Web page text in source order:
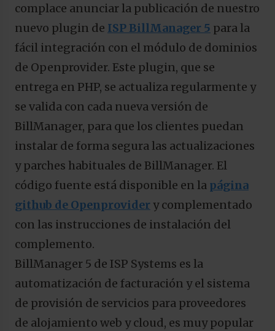
complace anunciar la publicación de nuestro
nuevo plugin de ISP BillManager 5 para la
fácil integración con el módulo de dominios
de Openprovider. Este plugin, que se
entrega en PHP, se actualiza regularmente y
se valida con cada nueva versión de
BillManager, para que los clientes puedan
instalar de forma segura las actualizaciones
y parches habituales de BillManager. El
código fuente está disponible en la página
github de Openprovider y complementado
con las instrucciones de instalación del
complemento.
BillManager 5 de ISP Systems es la
automatización de facturación y el sistema
de provisión de servicios para proveedores
de alojamiento web y cloud, es muy popular